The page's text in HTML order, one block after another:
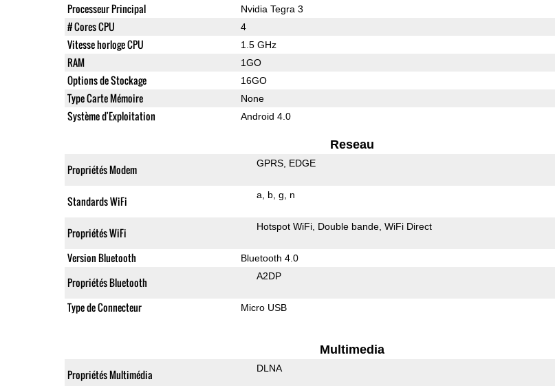
Processeur Principal Nvidia Tegra 3
# Cores CPU 4
Vitesse horloge CPU 1.5 GHz
RAM 1GO
Options de Stockage 16GO
Type Carte Mémoire None
Système d'Exploitation Android 4.0
Reseau
Propriétés Modem GPRS EDGE
Standards WiFi a b g n
Propriétés WiFi Hotspot WiFi Double bande WiFi Direct
Version Bluetooth Bluetooth 4.0
Propriétés Bluetooth A2DP
Type de Connecteur Micro USB
Multimedia
Propriétés Multimédia DLNA